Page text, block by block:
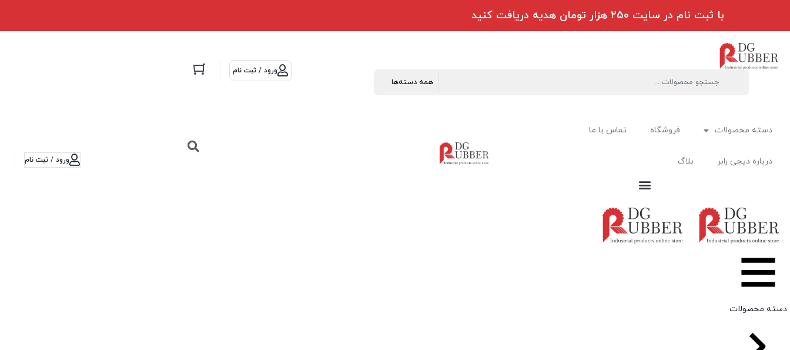
با ثبت نام در سایت 250 هزار تومان هدیه دریافت کنید
ورود / ثبت نام
دسته محصولات فروشگاه تماس با ما
درباره دیجی رابر بلاگ ورود / ثبت نام
دسته محصولات